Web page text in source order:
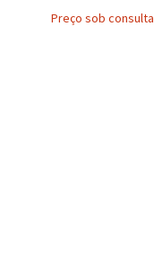
Preço sob consulta